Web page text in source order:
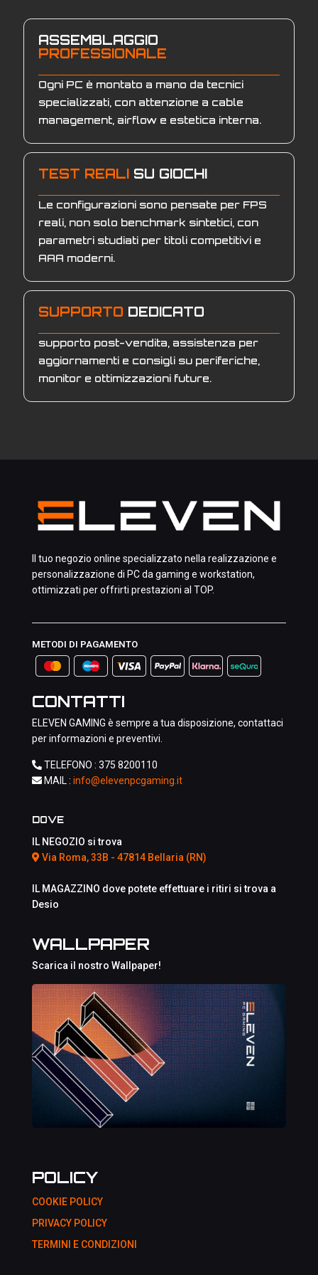
ASSEMBLAGGIO
PROFESSIONALE
Ogni PC è montato a mano da tecnici
specializzati, con attenzione a cable
management, airflow e estetica interna.
TEST REALI SU GIOCHI
Le configurazioni sono pensate per FPS
reali, non solo benchmark sintetici, con
parametri studiati per titoli competitivi e
AAA moderni.
SUPPORTO DEDICATO
supporto post-vendita, assistenza per
aggiornamenti e consigli su periferiche,
monitor e ottimizzazioni future.
Il tuo negozio online specializzato nella realizzazione e
personalizzazione di PC da gaming e workstation,
ottimizzati per offrirti prestazioni al TOP.
METODI DI PAGAMENTO
CONTATTI
ELEVEN GAMING è sempre a tua disposizione, contattaci
per informazioni e preventivi.
TELEFONO : 375 8200110
MAIL : info@elevenpcgaming.it
DOVE
IL NEGOZIO si trova
Via Roma, 33B - 47814 Bellaria (RN)
IL MAGAZZINO dove potete effettuare i ritiri si trova a
Desio
WALLPAPER
Scarica il nostro Wallpaper!
POLICY
COOKIE POLICY
PRIVACY POLICY
TERMINI E CONDIZIONI